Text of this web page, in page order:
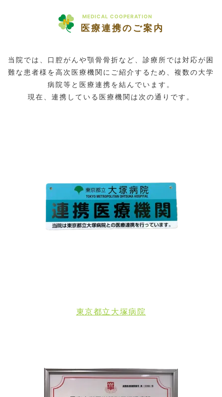
MEDICAL COOPERATION
医療連携のご案内
当院では、口腔がんや顎骨骨折など、診療所では対応が困
難な患者様を高次医療機関にご紹介するため、複数の大学
病院等と医療連携を結んでいます。
現在、連携している医療機関は次の通りです。
東京都立大塚病院